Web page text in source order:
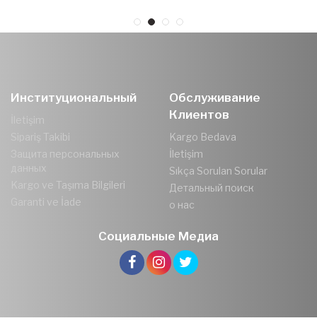
Институциональный
İletişim
Sipariş Takibi
Защита персональных
данных
Kargo ve Taşıma Bilgileri
Garanti ve İade
Обслуживание
Клиентов
Kargo Bedava
İletişim
Sıkça Sorulan Sorular
Детальный поиск
о нас
Социальные Медиа